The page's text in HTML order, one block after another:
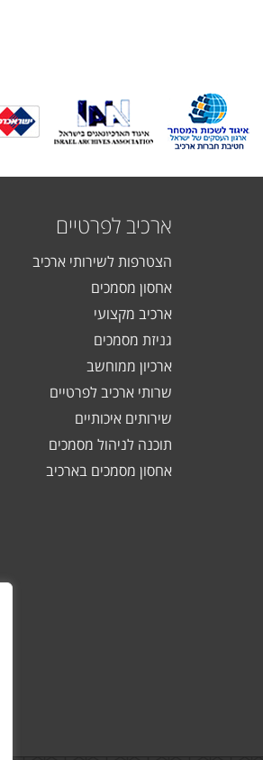
ארכיב לפרטיים
הצטרפות לשירותי ארכיב
אחסון מסמכים
ארכיב מקצועי
גניזת מסמכים
ארכיון ממוחשב
שרותי ארכיב לפרטיים
שירותים איכותיים
תוכנה לניהול מסמכים
אחסון מסמכים בארכיב